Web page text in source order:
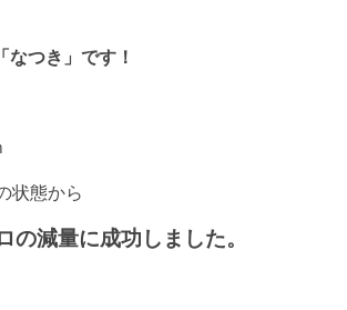
なつき」です！
状態から
の減量に成功しました。